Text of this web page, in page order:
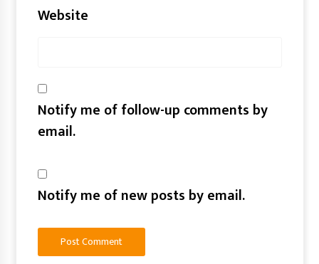
Website
Notify me of follow-up comments by
email.
Notify me of new posts by email.